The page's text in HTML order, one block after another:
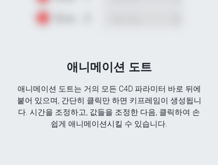
애니메이션 도트
애니메이션 도트는 거의 모든 C4D 파라미터 바로 뒤에
붙어 있으며, 간단히 클릭만 하면 키프레임이 생성됩니
다. 시간을 조정하고, 값들을 조정한 다음, 클릭하여 손
쉽게 애니메이션시킬 수 있습니다.